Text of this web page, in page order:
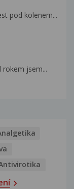
pod kolenem...
rokem jsem...